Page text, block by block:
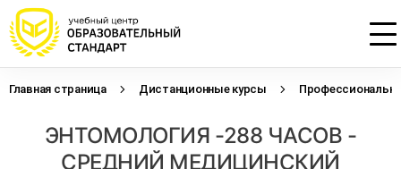
Главная страница Дистанционные курсы
ЭНТОМОЛОГИЯ -288 ЧАСОВ -
СРЕДНИЙ МЕДИЦИНСКИЙ
Оставьте свои данные, наши специалисты
свяжутся с Вами
Оставьте свои данные, наши специалисты
свяжутся с Вами
начислением баллов 14 ЗЕТ